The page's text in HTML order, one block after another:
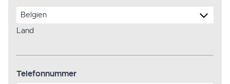
Land
Telefonnummer